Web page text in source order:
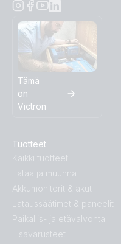
Tämä
on
Victron
Tuotteet
Kaikki tuotteet
Lataa ja muunna
Akkumonitorit & akut
Lataussäätimet & paneelit
Paikallis- ja etävalvonta
Lisävarusteet